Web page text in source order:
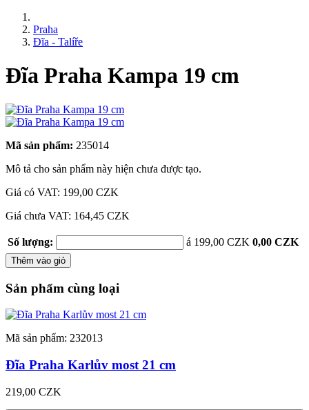
Praha
Đĩa - Talíře
Đĩa Praha Kampa 19 cm
Mã sản phẩm: 235014
Mô tả cho sản phẩm này hiện chưa được tạo.
Giá có VAT: 199,00 CZK
Giá chưa VAT: 164,45 CZK
Số lượng: á 199,00 CZK 0,00 CZK
Thêm vào giỏ
Sản phẩm cùng loại
Mã sản phẩm: 232013
Đĩa Praha Karlův most 21 cm
219,00 CZK